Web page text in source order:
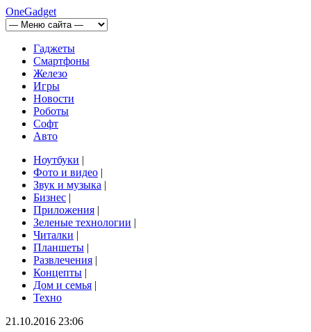
OneGadget
Гаджеты
Смартфоны
Железо
Игры
Новости
Роботы
Софт
Авто
Ноутбуки |
Фото и видео |
Звук и музыка |
Бизнес |
Приложения |
Зеленые технологии |
Читалки |
Планшеты |
Развлечения |
Концепты |
Дом и семья |
Техно
21.10.2016 23:06